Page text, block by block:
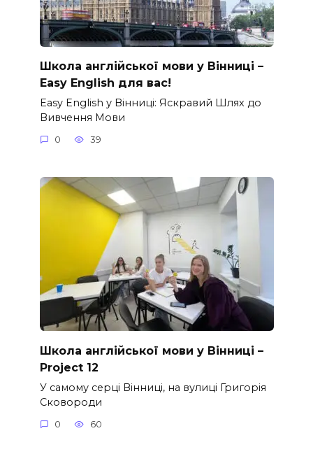
Школа англійської мови у Вінниці –
Easy English для вас!
Easy English у Вінниці: Яскравий Шлях до
Вивчення Мови
0 39
Школа англійської мови у Вінниці –
Project 12
У самому серці Вінниці, на вулиці Григорія
Сковороди
0 60